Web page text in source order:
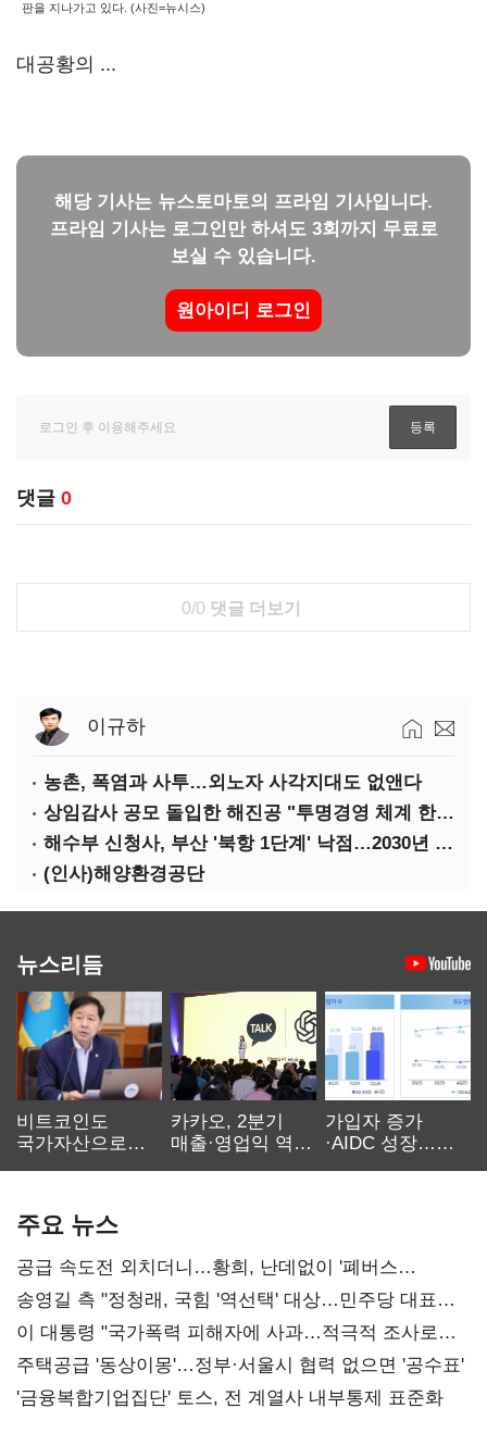
판을 지나가고 있다. (사진=뉴시스)
대공황의 ...
해당 기사는 뉴스토마토의 프라임 기사입니다.
프라임 기사는 로그인만 하셔도 3회까지 무료로
보실 수 있습니다.
원아이디 로그인
댓글 0
0/0 댓글 더보기
이규하
농촌, 폭염과 사투…외노자 사각지대도 없앤다
상임감사 공모 돌입한 해진공 "투명경영 체계 한층 강화"
해수부 신청사, 부산 '북항 1단계' 낙점…2030년 완공 목표
(인사)해양환경공단
뉴스리듬
비트코인도
국가자산으로…'
카카오, 2분기
매출·영업익 역대
가입자 증가
·AIDC 성장…
주요 뉴스
공급 속도전 외치더니…황희, 난데없이 '폐버스
리모델링' 제안
송영길 측 "정청래, 국힘 '역선택' 대상…민주당 대표로
총선 지휘 못해"
이 대통령 "국가폭력 피해자에 사과…적극적 조사로
진실 밝혀야"
주택공급 '동상이몽'…정부·서울시 협력 없으면 '공수표'
'금융복합기업집단' 토스, 전 계열사 내부통제 표준화